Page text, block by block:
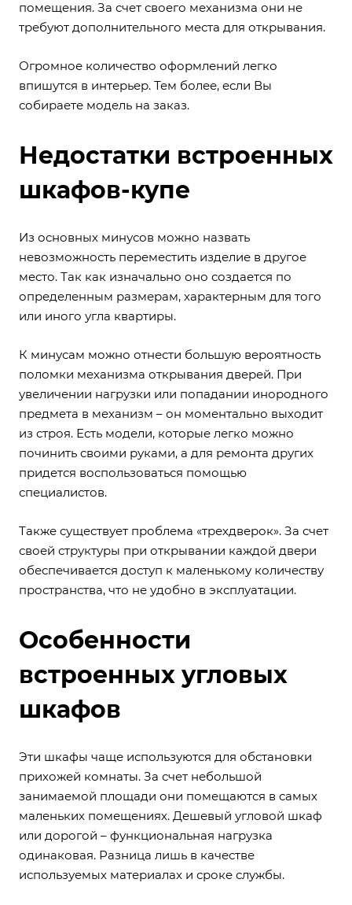
помещения. За счет своего механизма они не
требуют дополнительного места для открывания.
Огромное количество оформлений легко
впишутся в интерьер. Тем более, если Вы
собираете модель на заказ.
Недостатки встроенных
шкафов-купе
Из основных минусов можно назвать
невозможность переместить изделие в другое
место. Так как изначально оно создается по
определенным размерам, характерным для того
или иного угла квартиры.
К минусам можно отнести большую вероятность
поломки механизма открывания дверей. При
увеличении нагрузки или попадании инородного
предмета в механизм – он моментально выходит
из строя. Есть модели, которые легко можно
починить своими руками, а для ремонта других
придется воспользоваться помощью
специалистов.
Также существует проблема «трехдверок». За счет
своей структуры при открывании каждой двери
обеспечивается доступ к маленькому количеству
пространства, что не удобно в эксплуатации.
Особенности
встроенных угловых
шкафов
Эти шкафы чаще используются для обстановки
прихожей комнаты. За счет небольшой
занимаемой площади они помещаются в самых
маленьких помещениях. Дешевый угловой шкаф
или дорогой – функциональная нагрузка
одинаковая. Разница лишь в качестве
используемых материалах и сроке службы.